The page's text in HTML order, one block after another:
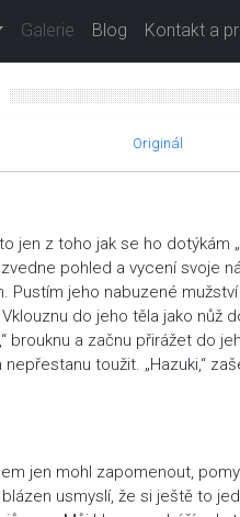
Galerie Blog Kontakt a
Originál
jen z toho jak se ho dotýkám
pohled a vycení svoje
Pustím jeho nabuzené
do jeho těla jako nůž
brouknu a začnu přirážet do
toužit. „Hazuki,“
jen mohl zapomenout,
usmyslí, že si ještě to